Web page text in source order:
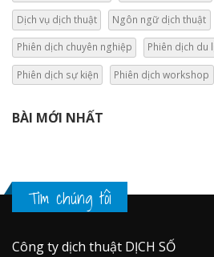
Dịch vụ dịch thuật Ngôn ngữ dịch thuật
Phiên dịch chuyên nghiệp Phiên dịch du
Phiên dịch sự kiện Phiên dịch workshop
BÀI MỚI NHẤT
Tìm chúng tôi
Công ty dịch thuật DỊCH SỐ